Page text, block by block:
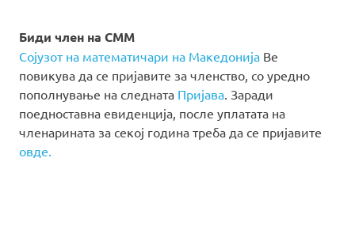
Биди член на СММ
Сојузот на математичари на Македонија Ве
повикува да се пријавите за членство, со уредно
пополнување на следната Пријава . Заради
поедноставна евиденција, после уплатата на
членарината за секој година треба да се пријавите
овде.